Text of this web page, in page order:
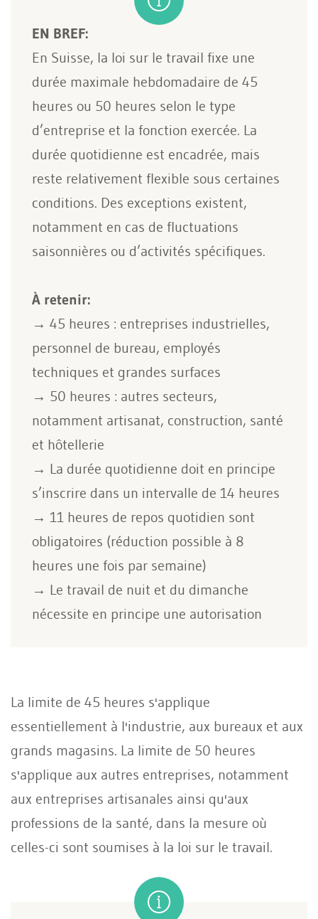
EN BREF:
En Suisse, la loi sur le travail fixe une
durée maximale hebdomadaire de 45
heures ou 50 heures selon le type
d’entreprise et la fonction exercée. La
durée quotidienne est encadrée, mais
reste relativement flexible sous certaines
conditions. Des exceptions existent,
notamment en cas de fluctuations
saisonnières ou d’activités spécifiques.
À retenir:
→ 45 heures : entreprises industrielles,
personnel de bureau, employés
techniques et grandes surfaces
→ 50 heures : autres secteurs,
notamment artisanat, construction, santé
et hôtellerie
→ La durée quotidienne doit en principe
s’inscrire dans un intervalle de 14 heures
→ 11 heures de repos quotidien sont
obligatoires (réduction possible à 8
heures une fois par semaine)
→ Le travail de nuit et du dimanche
nécessite en principe une autorisation
La limite de 45 heures s'applique
essentiellement à l'industrie, aux bureaux et aux
grands magasins. La limite de 50 heures
s'applique aux autres entreprises, notamment
aux entreprises artisanales ainsi qu'aux
professions de la santé, dans la mesure où
celles-ci sont soumises à la loi sur le travail.